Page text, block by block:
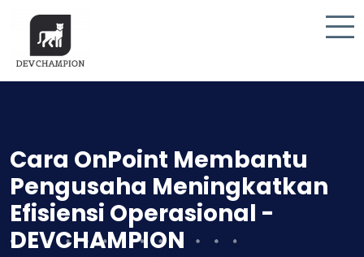
Cara OnPoint Membantu
Pengusaha Meningkatkan
Efisiensi Operasional -
DEVCHAMPION